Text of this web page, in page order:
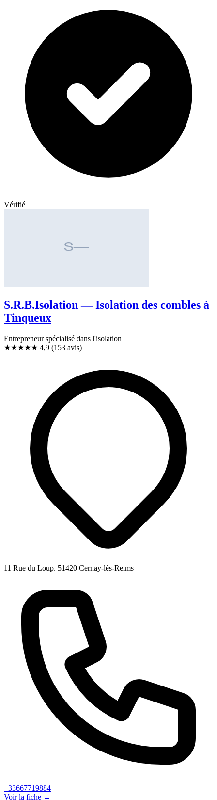
Vérifié
S.R.B.Isolation — Isolation des combles à
Tinqueux
Entrepreneur spécialisé dans l'isolation
★★★★★ 4,9 (153 avis)
11 Rue du Loup, 51420 Cernay-lès-Reims
+33667719884
Voir la fiche →